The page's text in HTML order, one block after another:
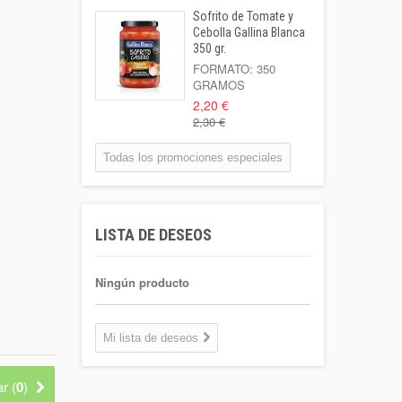
(0)
Leche Coaliment
Semidesnatada
Botella 1l o...
1,02 €
Patata Kenebeck 1
Kilo
Formato: 1 Kilo
1,95 €
L
Lata 33cl
Lata 33cl
0,75 €
Sofrito de Tomate y
Cebolla Gallina Blanca
350 gr.
FORMATO: 350
GRAMOS
2,20 €
2,30 €
Todas los promociones especiales
LISTA DE DESEOS
Ningún producto
Mi lista de deseos